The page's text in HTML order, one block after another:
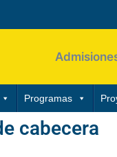
Programas
cabecera